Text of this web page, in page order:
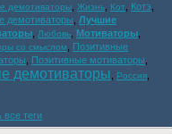
демотиваторы Жизнь Кот Котэ
демотиваторы Лучшие
Любовь Мотиваторы
со смыслом
Позитивные
Позитивные мотиваторы
демотиваторы Россия
все теги